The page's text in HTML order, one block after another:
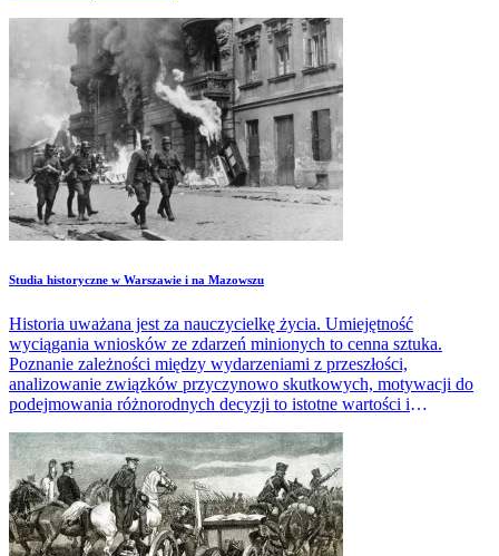
Studia historyczne w Warszawie i na Mazowszu
Historia uważana jest za nauczycielkę życia. Umiejętność
wyciągania wniosków ze zdarzeń minionych to cenna sztuka.
Poznanie zależności między wydarzeniami z przeszłości,
analizowanie związków przyczynowo skutkowych, motywacji do
podejmowania różnorodnych decyzji to istotne wartości i
zawodowych.